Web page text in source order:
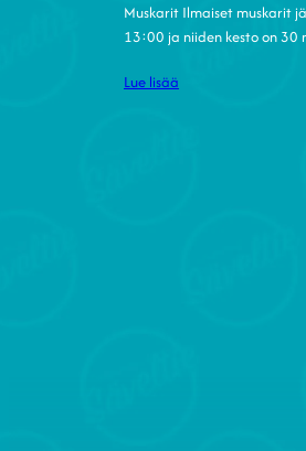
Muskarit Ilmaiset muskarit
13:00 ja niiden kesto on
Lue lisää